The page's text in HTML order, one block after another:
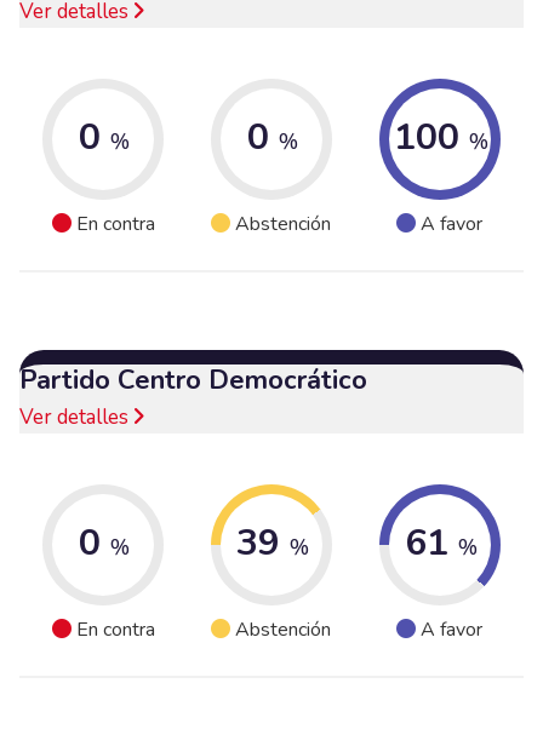
Ver detalles
0 %
En contra
0 %
Abstención
100 %
A favor
Partido Centro Democrático
Ver detalles
0 %
En contra
39 %
Abstención
61 %
A favor